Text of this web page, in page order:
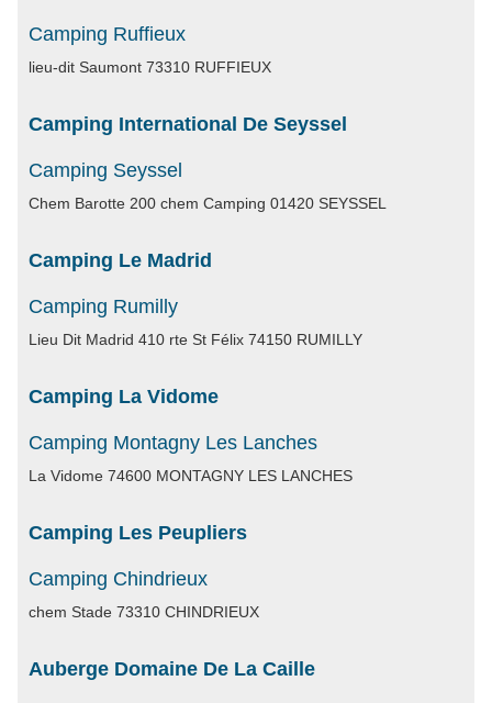
Camping Ruffieux
lieu-dit Saumont 73310 RUFFIEUX
Camping International De Seyssel
Camping Seyssel
Chem Barotte 200 chem Camping 01420 SEYSSEL
Camping Le Madrid
Camping Rumilly
Lieu Dit Madrid 410 rte St Félix 74150 RUMILLY
Camping La Vidome
Camping Montagny Les Lanches
La Vidome 74600 MONTAGNY LES LANCHES
Camping Les Peupliers
Camping Chindrieux
chem Stade 73310 CHINDRIEUX
Auberge Domaine De La Caille